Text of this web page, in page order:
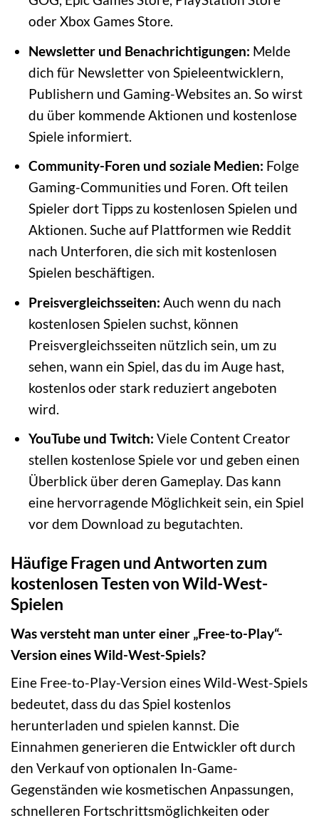
oder Xbox Games Store.
Newsletter und Benachrichtigungen: Melde
dich für Newsletter von Spieleentwicklern,
Publishern und Gaming-Websites an. So wirst
du über kommende Aktionen und kostenlose
Spiele informiert.
Community-Foren und soziale Medien: Folge
Gaming-Communities und Foren. Oft teilen
Spieler dort Tipps zu kostenlosen Spielen und
Aktionen. Suche auf Plattformen wie Reddit
nach Unterforen, die sich mit kostenlosen
Spielen beschäftigen.
Preisvergleichsseiten: Auch wenn du nach
kostenlosen Spielen suchst, können
Preisvergleichsseiten nützlich sein, um zu
sehen, wann ein Spiel, das du im Auge hast,
kostenlos oder stark reduziert angeboten
wird.
YouTube und Twitch: Viele Content Creator
stellen kostenlose Spiele vor und geben einen
Überblick über deren Gameplay. Das kann
eine hervorragende Möglichkeit sein, ein Spiel
vor dem Download zu begutachten.
Häufige Fragen und Antworten zum
kostenlosen Testen von Wild-West-
Spielen
Was versteht man unter einer „Free-to-Play“-
Version eines Wild-West-Spiels?
Eine Free-to-Play-Version eines Wild-West-Spiels
bedeutet, dass du das Spiel kostenlos
herunterladen und spielen kannst. Die
Einnahmen generieren die Entwickler oft durch
den Verkauf von optionalen In-Game-
Gegenständen wie kosmetischen Anpassungen,
schnelleren Fortschrittsmöglichkeiten oder